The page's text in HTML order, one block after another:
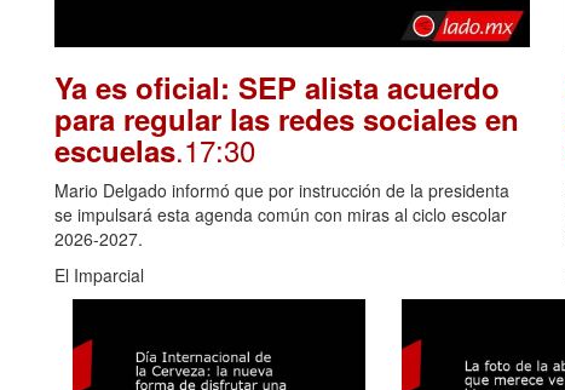
Ya es oficial: SEP alista acuerdo
para regular las redes sociales en
escuelas.17:30
Mario Delgado informó que por instrucción de la presidenta
se impulsará esta agenda común con miras al ciclo escolar
2026-2027.
El Imparcial